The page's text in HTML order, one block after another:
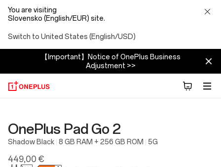
You are visiting
Slovensko (English/EUR) site.
Switch to United States (English/USD)
【Important】Notice of OnePlus Business
Adjustment >>
OnePlus Pad Go 2
Shadow Black 8 GB RAM + 256 GB ROM 5G
449,00 €